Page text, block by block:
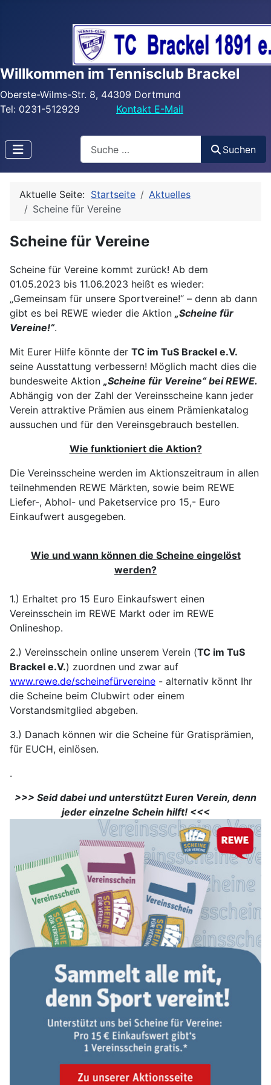
Willkommen im Tennisclub Brackel
Oberste-Wilms-Str. 8, 44309 Dortmund
Tel: 0231-512929
Kontakt E-Mail
Suchen
Aktuelle Seite: Startseite
Aktuelles
Scheine für Vereine
Scheine für Vereine
Scheine für Vereine kommt zurück! Ab dem
01.05.2023 bis 11.06.2023 heißt es wieder:
„Gemeinsam für unsere Sportvereine!“ – denn ab dann
gibt es bei REWE wieder die Aktion „Scheine für
Vereine!“.
Mit Eurer Hilfe könnte der TC im TuS Brackel e.V.
seine Ausstattung verbessern! Möglich macht dies die
bundesweite Aktion „Scheine für Vereine“ bei REWE.
Abhängig von der Zahl der Vereinsscheine kann jeder
Verein attraktive Prämien aus einem Prämienkatalog
aussuchen und für den Vereinsgebrauch bestellen.
Wie funktioniert die Aktion?
Die Vereinsscheine werden im Aktionszeitraum in allen
teilnehmenden REWE Märkten, sowie beim REWE
Liefer-, Abhol- und Paketservice pro 15,- Euro
Einkaufwert ausgegeben.
Wie und wann können die Scheine eingelöst
werden?
1.) Erhaltet pro 15 Euro Einkaufswert einen
Vereinsschein im REWE Markt oder im REWE
Onlineshop.
2.) Vereinsschein online unserem Verein (TC im TuS
Brackel e.V.) zuordnen und zwar auf
www.rewe.de/scheinefürvereine - alternativ könnt Ihr
die Scheine beim Clubwirt oder einem
Vorstandsmitglied abgeben.
3.) Danach können wir die Scheine für Gratisprämien,
für EUCH, einlösen.
.
>>> Seid dabei und unterstützt Euren Verein, denn
jeder einzelne Schein hilft! <<<